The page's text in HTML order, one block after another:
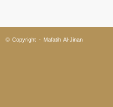
© Copyright - Mafatih Al-Jinan